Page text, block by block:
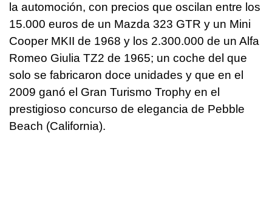
la automoción, con precios que oscilan entre los
15.000 euros de un Mazda 323 GTR y un Mini
Cooper MKII de 1968 y los 2.300.000 de un Alfa
Romeo Giulia TZ2 de 1965; un coche del que
solo se fabricaron doce unidades y que en el
2009 ganó el Gran Turismo Trophy en el
prestigioso concurso de elegancia de Pebble
Beach (California).